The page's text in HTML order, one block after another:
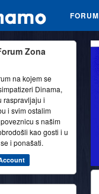
FORUM
Zona
na kojem se
Dinama,
raspravljaju i
i svim ostalim
s našim
kao gosti i u
i ponašati.